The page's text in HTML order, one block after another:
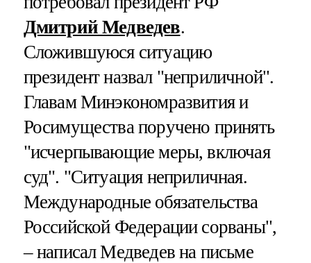
Дмитрий Медведев.
Сложившуюся ситуацию
президент назвал "неприличной".
Главам Минэкономразвития и
Росимущества поручено принять
"исчерпывающие меры, включая
суд". "Ситуация неприличная.
Международные обязательства
Российской Федерации сорваны",
– написал Медведев на письме